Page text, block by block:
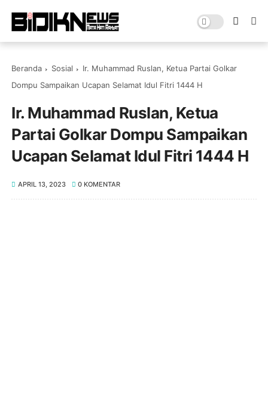
Beranda Sosial
Ir. Muhammad Ruslan, Ketua Partai Golkar
Dompu Sampaikan Ucapan Selamat Idul Fitri 1444 H
Ir. Muhammad Ruslan, Ketua
Partai Golkar Dompu Sampaikan
Ucapan Selamat Idul Fitri 1444 H
APRIL 13, 2023 0 KOMENTAR